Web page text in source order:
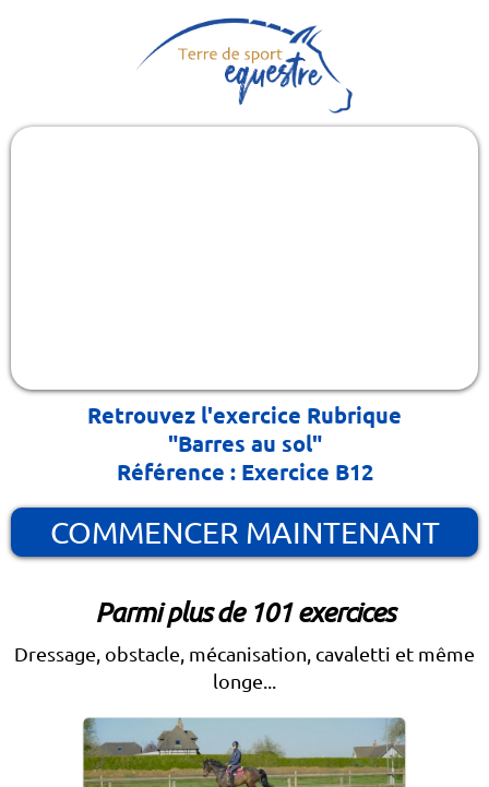
Retrouvez l'exercice Rubrique
"Barres au sol"
Référence : Exercice B12
COMMENCER MAINTENANT
Parmi plus de 101 exercices
Dressage, obstacle, mécanisation, cavaletti et même
longe...